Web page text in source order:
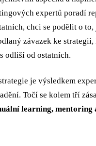
expertů poradí
chci se podělit o to,
závazek ke strategii,
odliší od ostatních.
je výsledkem
Točí se kolem tří
learning, mentoring